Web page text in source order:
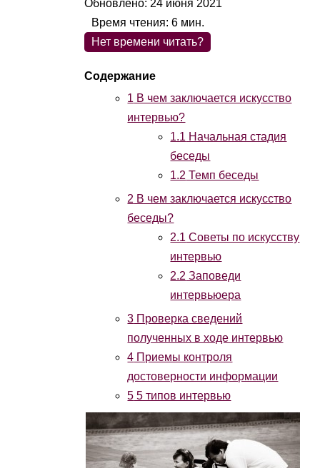
Обновлено: 24 июня 2021
Нет времени читать?
1 В чем заключается искусство
интервью?
1.1 Начальная стадия
беседы
1.2 Темп беседы
2 В чем заключается искусство
беседы?
2.1 Советы по искусству
интервью
2.2 Заповеди
интервьюера
3 Проверка сведений
полученных в ходе интервью
4 Приемы контроля
достоверности информации
5 5 типов интервью
Время чтения:6 мин.